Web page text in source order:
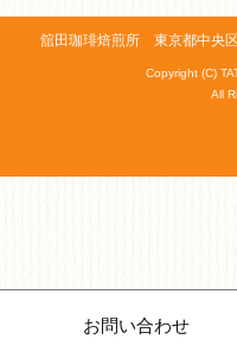
お問い合わせ
舘田珈琲焙煎所 東京都中央
Copyright (C)
All